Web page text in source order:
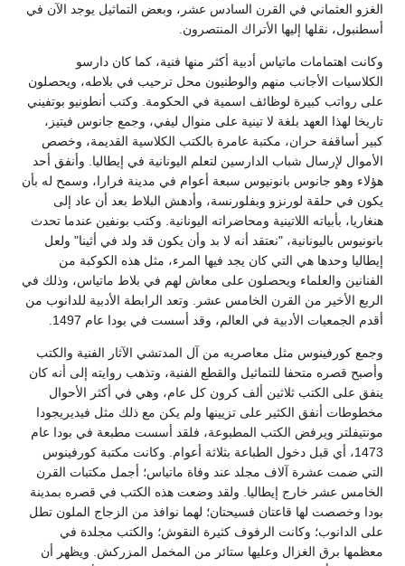
الغزو العثماني في القرن السادس عشر، وبعض التماثيل يوجد الآن في
أسطنبول، نقلها إليها الأتراك المنتصرون.
وكانت اهتمامات ماتياس أدبية أكثر منها فنية، كما كان دارسو
الكلاسيات الأجانب منهم والوطنيون محل ترحيب في بلاطه، ويحصلون
على رواتب كبيرة لوظائف اسمية في الحكومة. وكتب أنطونيو بوتفيني
تاريخا لهذا العهد بلغة لا تينية على منوال ليفي، وجمع جانوس فيتيز،
كبير أساقفة حران، مكتبة عامرة بالكتب الكلاسية القديمة، وخصص
الأموال لإرسال شباب الدارسين لتعلم اليونانية في إيطاليا. وأنفق أحد
هؤلاء وهو جانوس بانونيوس سبعة أعوام في مدينة فرارا، وسمح له بأن
يكون في حلقة لورنزو وبفلورنسة، وأدهش البلاط بعد أن عاد إلى
هنغاريا، بأبياته اللاتينية ومحاضراته اليونانية. وكتب بونفين عندما تحدث
بانونيوس باليونانية، "نعتقد أنه لا بد وأن يكون قد ولد في أثينا" ولعل
إيطاليا وحدها هي التي كان يجد فيها المرء، مثل هذه الكوكبة من
الفنانين والعلماء ويحصلون على معاش لهم في بلاط ماتياس، وذلك في
الربع الأخير من القرن الخامس عشر. وتعد الرابطة الأدبية للدانوب من
أقدم الجمعيات الأدبية في العالم، وقد أسست في بودا عام 1497.
وجمع كورفينوس مثل معاصريه من آل المدتشي الآثار الفنية والكتب
وأصبح قصره متحفا للتماثيل والقطع الفنية، وتذهب روايته إلى أنه كان
ينفق على الكتب ثلاثين ألف كرون كل عام، وهي في أكثر الأحوال
مخطوطات أنفق الكثير على تزيينها ولم يكن مع ذلك مثل فيديريجودا
مونتيفلتر ويرفض الكتب المطبوعة، فلقد أسست مطبعة في بودا عام
1473، أي قبل دخول الطباعة بثلاثة أعوام. وكانت مكتبة كورفينوس
التي ضمت عشرة آلاف مجلد عند وفاة ماتياس؛ أجمل مكتبات القرن
الخامس عشر خارج إيطاليا. ولقد وضعت هذه الكتب في قصره بمدينة
بودا وخصصت لها قاعتان فسيحتان؛ لهما نوافذ من الزجاج الملون تطل
على الدانوب؛ وكانت الرفوف كثيرة النقوش؛ والكتب مجلدة في
معظمها برق الغزال وعليها ستائر من المخمل المزركش. ويظهر أن